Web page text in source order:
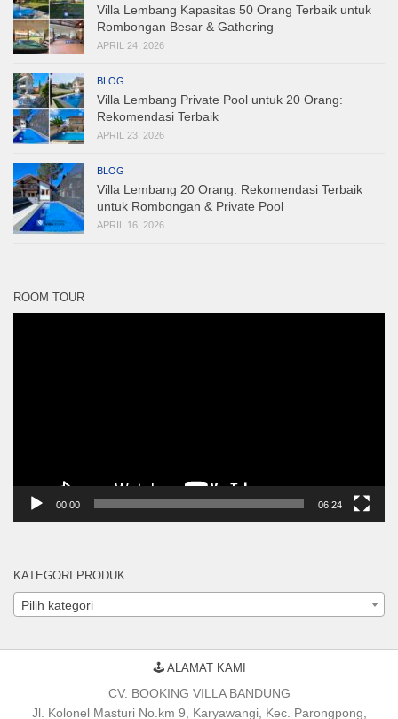
Villa Lembang Kapasitas 50 Orang Terbaik untuk
Rombongan Besar & Gathering
APRIL 24, 2026
BLOG
Villa Lembang Private Pool untuk 20 Orang:
Rekomendasi Terbaik
APRIL 23, 2026
BLOG
Villa Lembang 20 Orang: Rekomendasi Terbaik
untuk Rombongan & Private Pool
APRIL 16, 2026
ROOM TOUR
00:00 06:24
KATEGORI PRODUK
Pilih kategori
🕹 ALAMAT KAMI
CV. BOOKING VILLA BANDUNG
Jl. Kolonel Masturi No.km 9, Karyawangi, Kec. Parongpong,